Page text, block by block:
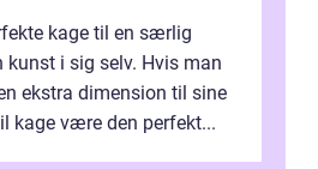
kage til en særlig
kunst i sig selv. Hvis man
ekstra dimension til sine
kage være den perfekt...